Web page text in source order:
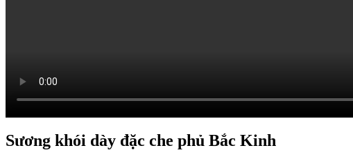
Sương khói dày đặc che phủ Bắc Kinh